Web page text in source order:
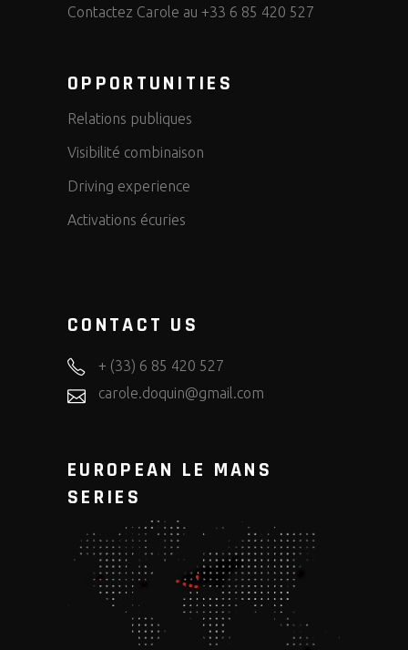
Contactez Carole au +33 6 85 420 527
OPPORTUNITIES
Relations publiques
Visibilité combinaison
Driving experience
Activations écuries
CONTACT US
+ (33) 6 85 420 527
carole.doquin@gmail.com
EUROPEAN LE MANS
SERIES